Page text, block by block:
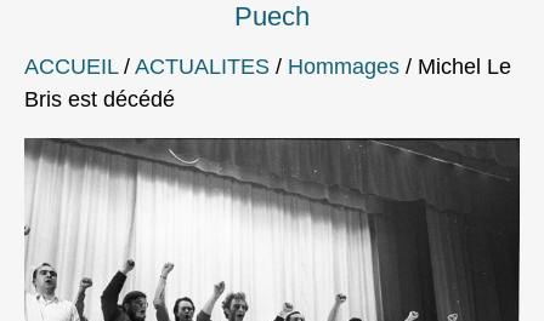
Puech
ACCUEIL/ ACTUALITES / Hommages / Michel Le
Bris est décédé